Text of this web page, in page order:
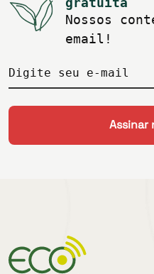
Nossos
email!
Digite seu e-mail